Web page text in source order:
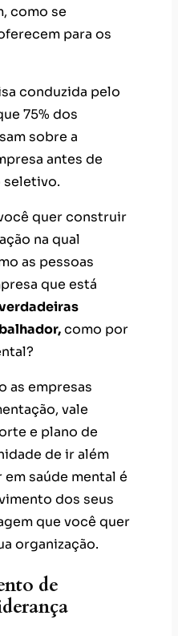
como se
para os
conduzida pelo
75% dos
sobre a
antes de
seletivo.
quer construir
na qual
as pessoas
que está
como por
as empresas
vale
e plano de
de ir além
saúde mental é
dos seus
que você quer
organização.
de